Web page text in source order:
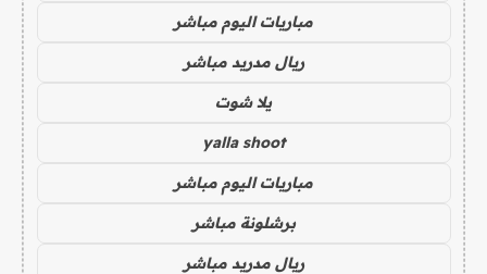
مباريات اليوم مباشر
ريال مدريد مباشر
يلا شوت
yalla shoot
مباريات اليوم مباشر
برشلونة مباشر
ريال مدريد مباشر